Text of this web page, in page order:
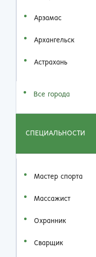
Арзамас
Архангельск
Астрахань
Все города
СПЕЦИАЛЬНОСТИ
Мастер спорта
Массажист
Охранник
Сварщик